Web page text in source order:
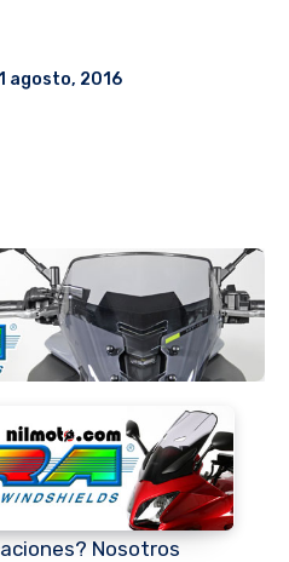
agosto, 2016
Nosotros